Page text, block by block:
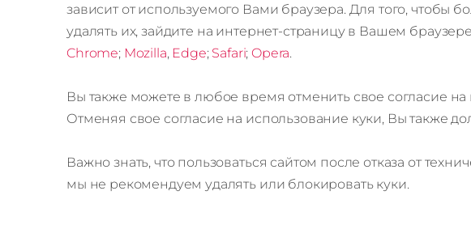
зависит от используемого Вами браузера. Для того,
удалять их, зайдите на интернет-страницу в Вашем
Chrome; Mozilla, Edge; Safari;Opera.
Вы также можете в любое время отменить свое согласие
Отменяя свое согласие на использование куки, Вы также
Важно знать, что пользоваться сайтом после отказа от
мы не рекомендуем удалять или блокировать куки.